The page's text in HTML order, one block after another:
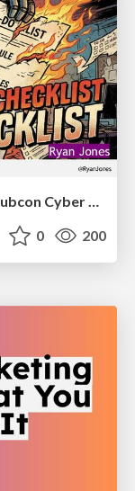
0 200